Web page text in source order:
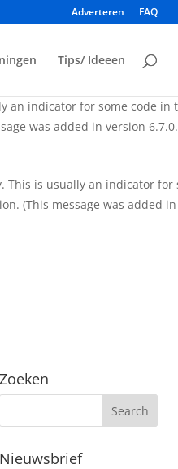
is usually an indicator for
an indicator for some code in
was added in version
This is usually an indicator for
(This message was added
Adverteren FAQ
Tips/ Ideeen
Zoeken
Nieuwsbrief